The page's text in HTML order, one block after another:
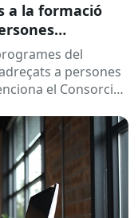
a la formació
del
a persones
el Consorci